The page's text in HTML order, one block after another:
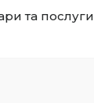
та послуги